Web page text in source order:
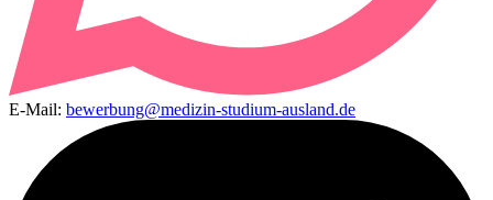
E-Mail: bewerbung@medizin-studium-ausland.de